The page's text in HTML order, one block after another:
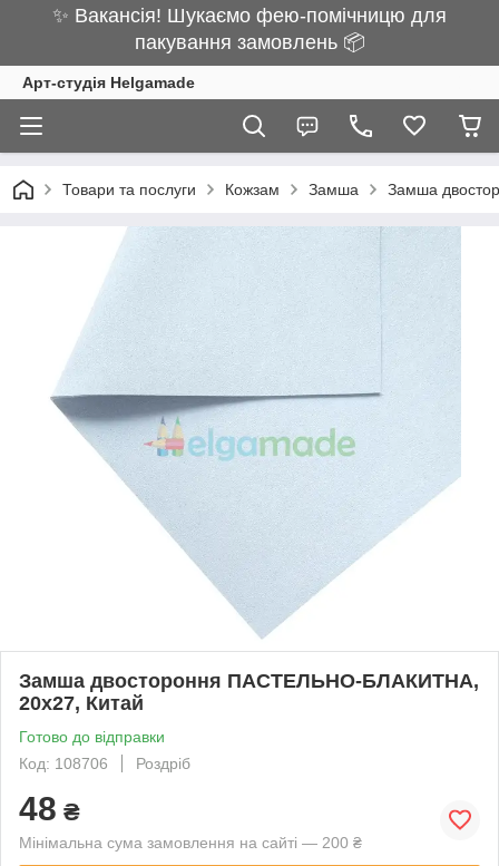
✨ Вакансія! Шукаємо фею-помічницю для
пакування замовлень 📦
Арт-студія Helgamade
Товари та послуги Кожзам Замша Замша
Замша двостороння ПАСТЕЛЬНО-БЛАКИТНА,
20x27, Китай
Готово до відправки
Код: 108706
Роздріб
48 ₴
Мінімальна сума замовлення на сайті — 200 ₴